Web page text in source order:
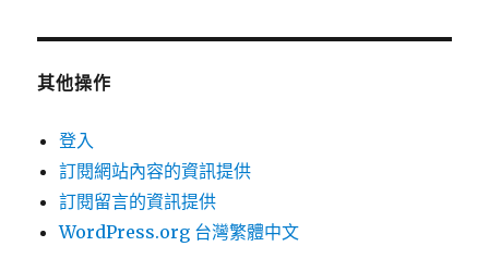
其他操作
登入
訂閱網站內容的資訊提供
訂閱留言的資訊提供
WordPress.org 台灣繁體中文